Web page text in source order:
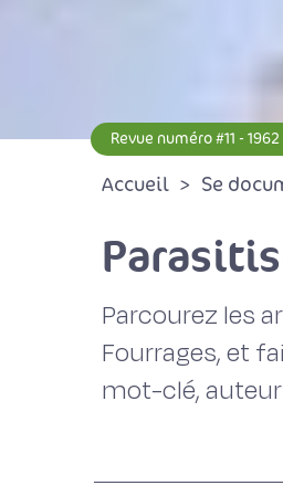
Revue numéro #11 - 1962
Accueil Se
Parcourez les
Fourrages, et
mot-clé,